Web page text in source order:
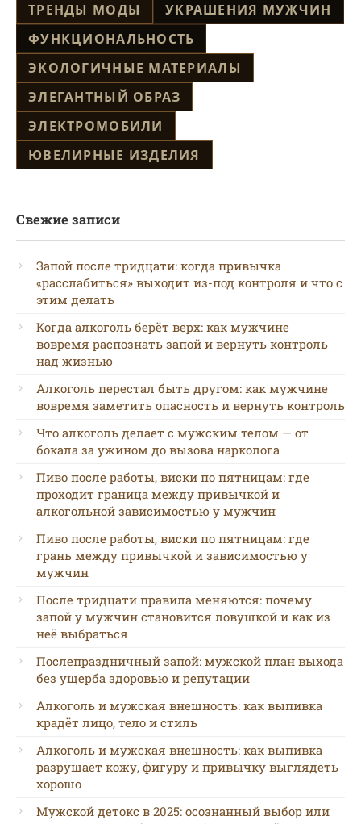
ТРЕНДЫ МОДЫ
УКРАШЕНИЯ МУЖЧИН
ФУНКЦИОНАЛЬНОСТЬ
ЭКОЛОГИЧНЫЕ МАТЕРИАЛЫ
ЭЛЕГАНТНЫЙ ОБРАЗ
ЭЛЕКТРОМОБИЛИ
ЮВЕЛИРНЫЕ ИЗДЕЛИЯ
Свежие записи
Запой после тридцати: когда привычка
«расслабиться» выходит из-под контроля и что с
этим делать
Когда алкоголь берёт верх: как мужчине
вовремя распознать запой и вернуть контроль
над жизнью
Алкоголь перестал быть другом: как мужчине
вовремя заметить опасность и вернуть контроль
Что алкоголь делает с мужским телом — от
бокала за ужином до вызова нарколога
Пиво после работы, виски по пятницам: где
проходит граница между привычкой и
алкогольной зависимостью у мужчин
Пиво после работы, виски по пятницам: где
грань между привычкой и зависимостью у
мужчин
После тридцати правила меняются: почему
запой у мужчин становится ловушкой и как из
неё выбраться
Послепраздничный запой: мужской план выхода
без ущерба здоровью и репутации
Алкоголь и мужская внешность: как выпивка
крадёт лицо, тело и стиль
Алкоголь и мужская внешность: как выпивка
разрушает кожу, фигуру и привычку выглядеть
хорошо
Мужской детокс в 2025: осознанный выбор или